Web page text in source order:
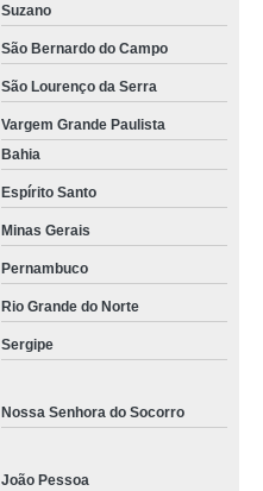
Suzano
São Bernardo do Campo
São Lourenço da Serra
Vargem Grande Paulista
Bahia
Espírito Santo
Minas Gerais
Pernambuco
Rio Grande do Norte
Sergipe
Nossa Senhora do Socorro
João Pessoa